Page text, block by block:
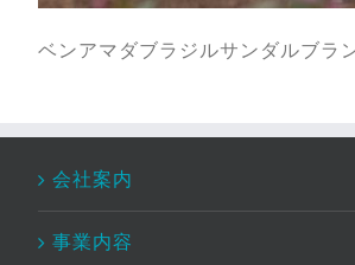
ベンアマダブラジルサンダルブラ
会社案内
事業内容